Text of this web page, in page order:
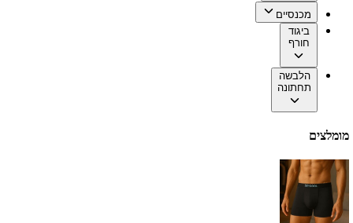
מכנסיים
ביגוד
חורף
הלבשה
תחתונה
מומלצים